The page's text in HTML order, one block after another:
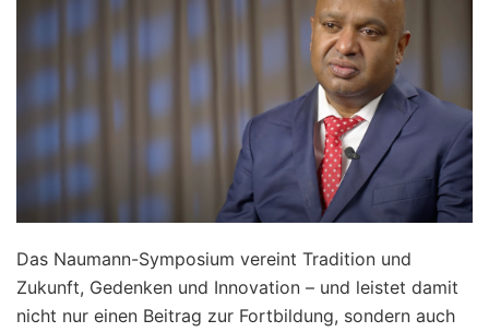
Das Naumann-Symposium vereint Tradition und
Zukunft, Gedenken und Innovation – und leistet damit
nicht nur einen Beitrag zur Fortbildung, sondern auch